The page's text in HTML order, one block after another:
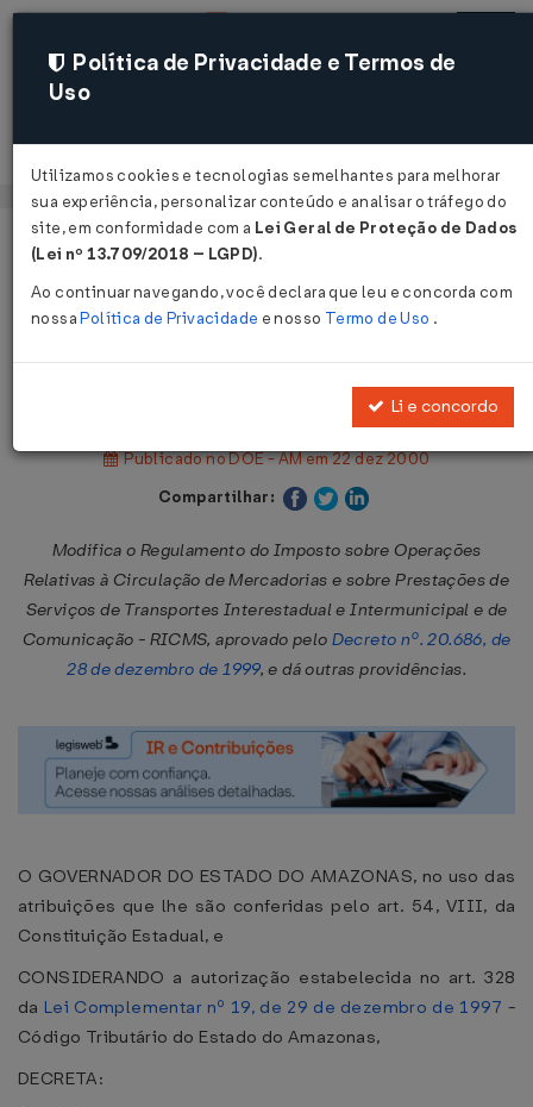
Acessar
Página Inicial
Legislações
Decreto Nº 21616 DE 22/12/2000
Publicado no DOE - AM em 22 dez 2000
Compartilhar:
Modifica o Regulamento do Imposto sobre Operações
Relativas à Circulação de Mercadorias e sobre Prestações de
Serviços de Transportes Interestadual e Intermunicipal e de
Comunicação - RICMS, aprovado pelo Decreto nº. 20.686, de
28 de dezembro de 1999, e dá outras providências.
O GOVERNADOR DO ESTADO DO AMAZONAS, no uso das
atribuições que lhe são conferidas pelo art. 54, VIII, da
Constituição Estadual, e
CONSIDERANDO a autorização estabelecida no art. 328
da Lei Complementar nº 19, de 29 de dezembro de 1997 -
Código Tributário do Estado do Amazonas,
DECRETA:
Política de Privacidade e Termos de
Uso
Utilizamos cookies e tecnologias semelhantes para melhorar
sua experiência, personalizar conteúdo e analisar o tráfego do
site, em conformidade com a Lei Geral de Proteção de Dados
(Lei nº 13.709/2018 – LGPD).
Ao continuar navegando, você declara que leu e concorda com
nossaPolítica de Privacidade e nosso Termo de Uso .
Li e concordo